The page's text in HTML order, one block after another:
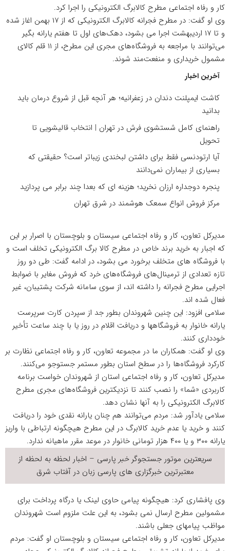
کار و رفاه اجتماعی مطرح کالابرگ الکترونیکی را اجرا کرد.
وی او گفت: در مطرح فجرانه کالابرگ الکترونیکی که از ۱۷ بهمن اغاز شده
و تا ۱۷ اردیبهشت اجرا می بشود، دهک‌های اول تا هفتم یارانه بگیر
می‌توانند با مراجعه به فروشگاه‌های مجری این مطرح، از ۱۱ قلم کالای
مشمول خریداری و منفعت‌مند شوند.
آخرین اخبار
کاشت ایمپلنت دندان در زعفرانیه؛ هر آنچه قبل از شروع درمان باید
بدانید
راهنمای کامل شستشوی فرش در تهران | انتخاب قالیشویی تا
تحویل
آیا ارتودنسی فقط برای داشتن لبخندی زیباتر است؟ حقیقتی که
بسیاری از بیماران نمی‌دانند
پنجره دوجداره ارزان نخرید؛ هزینه ای که بعدا چند برابر می پردازید
مرکز فروش انواع سمعک هوشمند در شرق تهران
مدیرکل تعاون، کار و رفاه اجتماعی سیستان و بلوچستان با اصرار بر این
که اجبار به خرید برند خاص در مطرح کالا برگ الکترونیکی تخلف است و
با فروشگاه های متخلف برخورد می بشود، در ادامه گفت: طی دو روز
تازه تعدادی از ترمینال‌های فروشگاه‌های خرد که فروش مغایر با ضوابط
اجرایی مطرح فجرانه را داشته اند، از سوی سامانه شرکت پشتیبان، غیر
فعال شده اند.
سلامی افزود: این چنین شهروندان بطور جد از سپردن کارت سرپرست
یارانه خانوار به فروشگاهها و دریافت اقلام در روز یا با چند ساعت تأخیر
خودداری کنند.
وی او گفت: همکاران ما در مجموعه تعاون، کار و رفاه اجتماعی نظارت بر
کارکرد فروشگاه‌ها را در سطح استان بطور مستمر جستوجو می‌کنند.
مدیرکل تعاون، کار و رفاه اجتماعی استان از شهروندان خواست برنامه
کاربردی «شما» را نصب کنند تا نزدیکترین فروشگاه‌های مجری مطرح
کالابرگ الکترونیکی را به آنها نشان دهد.
سلامی یادآور شد: مردم می‌توانند هم چنان یارانه نقدی خود را دریافت
کنند و خرید یا عدم خرید کالابرگ در این مطرح هیچگونه ارتباطی با واریز
یارانه ۳۰۰ و یا ۴۰۰ هزار تومانی خانوار در موعد مقرر ماهیانه ندارد.
سریعترین موتور جستجوگرخبر پارسی – اخبار لحظه به لحظه از
معتبرترین خبرگزاری های پارسی زبان درآفتاب شرق
وی پافشاری کرد: هیچگونه پیامی حاوی لینک یا درگاه پرداخت برای
مشمولین مطرح ارسال نمی بشود، به این علت ملزوم است شهروندان
مواظب پیامهای جعلی باشند.
مدیرکل تعاون، کار و رفاه اجتماعی سیستان و بلوچستان او گفت: مردم